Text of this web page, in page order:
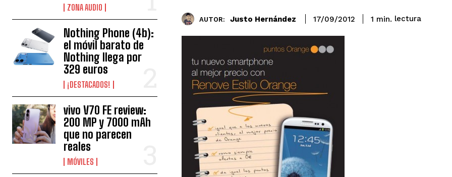
ZONA AUDIO
Nothing Phone (4b):
el móvil barato de
Nothing llega por
329 euros
¡DESTACADOS!
vivo V70 FE review:
200 MP y 7000 mAh
que no parecen
reales
MÓVILES
AUTOR: Justo Hernández 17/09/2012 1 min. lectura